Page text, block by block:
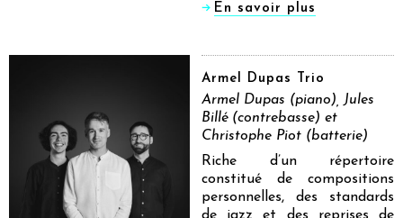
En savoir plus
Armel Dupas Trio
Armel Dupas (piano), Jules
Billé (contrebasse) et
Christophe Piot (batterie)
Riche d’un répertoire
constitué de compositions
personnelles, des standards
de jazz et des reprises de